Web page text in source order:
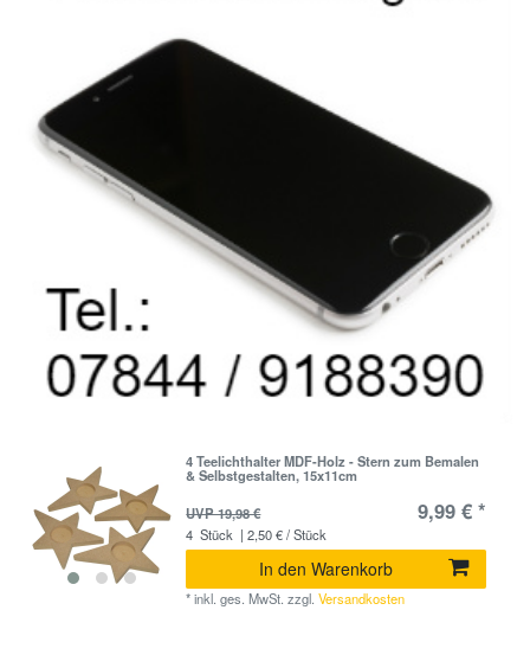
4 Teelichthalter MDF-Holz - Stern zum Bemalen
& Selbstgestalten, 15x11cm
UVP 19,98 €
9,99 € *
4 Stück | 2,50 € / Stück
In den Warenkorb
*inkl. ges. MwSt. zzgl.Versandkosten